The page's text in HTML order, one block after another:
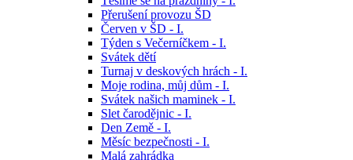
Přerušení provozu ŠD
Červen v ŠD - I.
Týden s Večerníčkem - I.
Svátek dětí
Turnaj v deskových hrách - I.
Moje rodina, můj dům - I.
Svátek našich maminek - I.
Slet čarodějnic - I.
Den Země - I.
Měsíc bezpečnosti - I.
Malá zahrádka